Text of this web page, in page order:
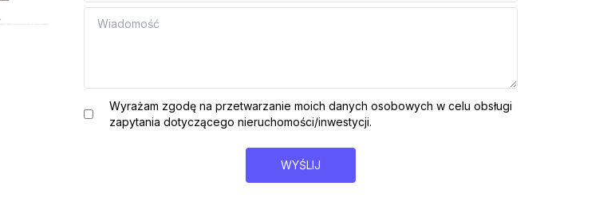
Wyrażam zgodę na przetwarzanie moich danych osobowych w celu obsługi
zapytania dotyczącego nieruchomości/inwestycji.
WYŚLIJ